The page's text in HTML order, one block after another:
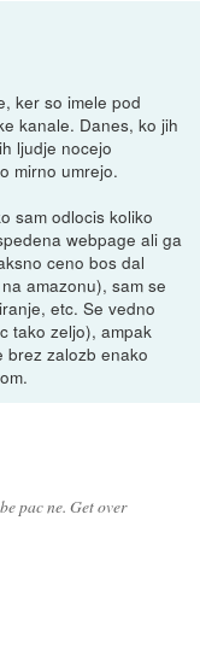
ker so imele pod
kanale. Danes, ko jih
ljudje nocejo
mirno umrejo.
sam odlocis koliko
webpage ali ga
ceno bos dal
amazonu), sam se
etc. Se vedno
tako zeljo), ampak
brez zalozb enako
pac ne. Get over